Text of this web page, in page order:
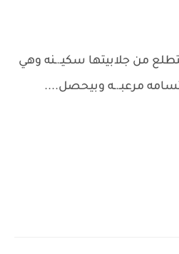
من جلابيتها سكيـ.ـنه وهي
مرعبـ.ـه وبيحصل....